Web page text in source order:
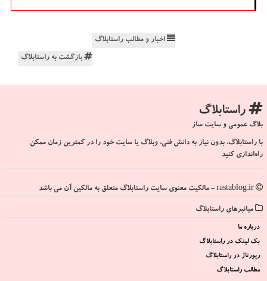
اخبار و مطالب راستابلاگ
بازگشت به راستابلاگ
راستابلاگ
بلاگ عمومی و سایت ساز
با راستابلاگ، بدون نیاز به دانش فنی، وبلاگ یا سایت خود را در کمترین زمان ممکن
راه‌اندازی کنید
میانبرهای راستابلاگ
درباره ما
بک لینک در راستابلاگ
رپورتاژ در راستابلاگ
مطالب راستابلاگ